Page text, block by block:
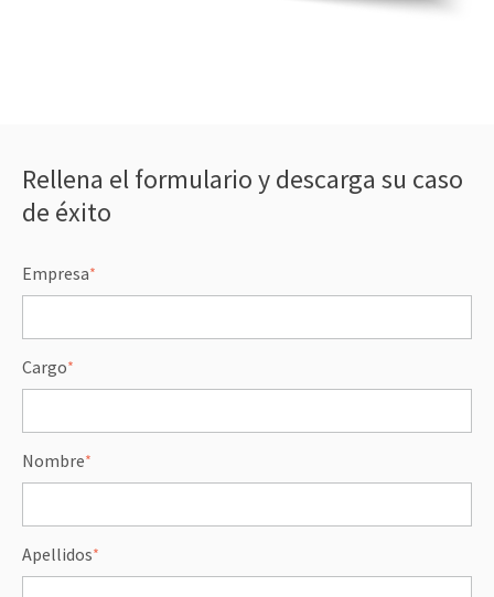
Rellena el formulario y descarga su caso
de éxito
Empresa*
Cargo*
Nombre*
Apellidos*
single cookie will be used in your browser
DECLINE ALL